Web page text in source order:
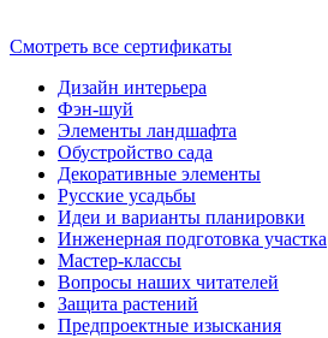
Смотреть все сертификаты
Дизайн интерьера
Фэн-шуй
Элементы ландшафта
Обустройство сада
Декоративные элементы
Русские усадьбы
Идеи и варианты планировки
Инженерная подготовка участка
Мастер-классы
Вопросы наших читателей
Защита растений
Предпроектные изыскания